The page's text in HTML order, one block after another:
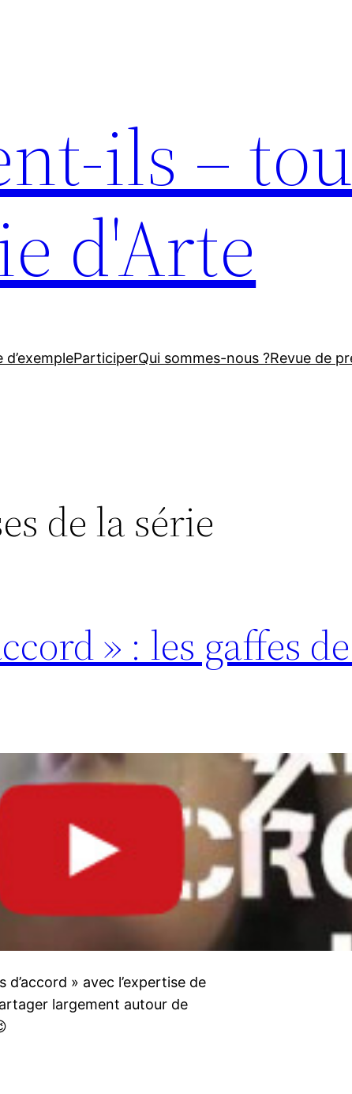
ils –
d'Arte
d’exempleParticiperQui sommes-nous ?Revue de
de la série
» : les gaffes
» avec l’expertise de
largement autour de